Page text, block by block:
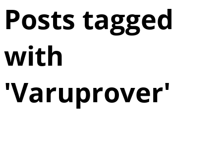
Posts tagged
with
'Varuprover'